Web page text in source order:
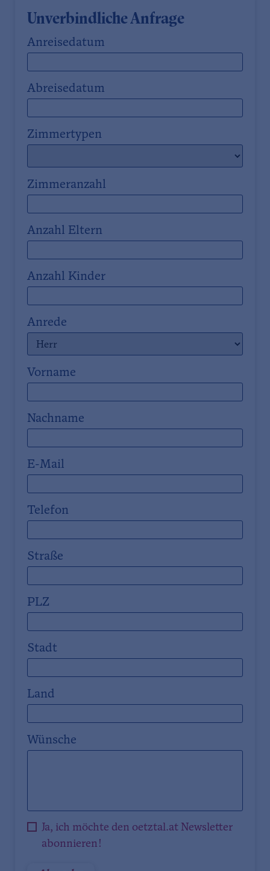
Unverbindliche Anfrage
Anreisedatum
Abreisedatum
Zimmertypen
Zimmeranzahl
Anzahl Eltern
Anzahl Kinder
Anrede
Vorname
Nachname
E-Mail
Telefon
Straße
PLZ
Stadt
Land
Wünsche
Ja, ich möchte den oetztal.at Newsletter
abonnieren!